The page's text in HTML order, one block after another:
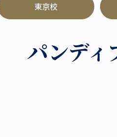
東京校
パンディ